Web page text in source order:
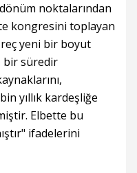
noktalarından
kongresini toplayan
yeni bir boyut
bir süredir
yıllık kardeşliğe
Elbette bu
ifadelerini